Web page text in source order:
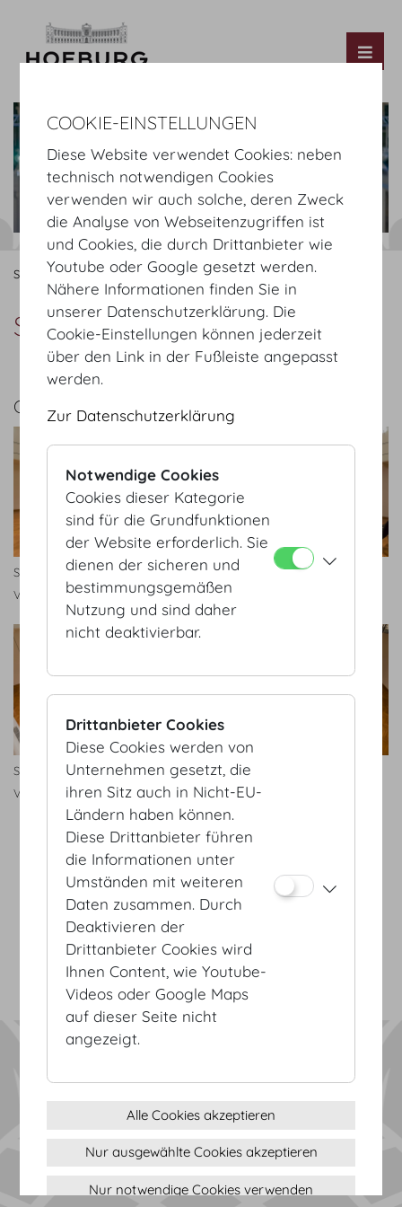
Startseite Fotos Räume Sitzungssaal
Sitzungssaal
GALERIE
Sitzungssaal © HOFBURG
Vienna, L. Kirchgasser
Sitzungssaal © HOFBURG
Vienna, L. Kirchgasser
Sitzungssaal ©HOFBURG
Vienna, L. Kirchgasser
Sitzungssaal © HOFBURG
Vienna, L. Kirchgasser
AGB
Datenschutz
Impressum
Sitemap
(c) 2026 Hofburg Vienna, Heldenplatz, 1010 Wien
Cookie Einstellungen
COOKIE-EINSTELLUNGEN
Diese Website verwendet Cookies: neben
technisch notwendigen Cookies
verwenden wir auch solche, deren Zweck
die Analyse von Webseitenzugriffen ist
und Cookies, die durch Drittanbieter wie
Youtube oder Google gesetzt werden.
Nähere Informationen finden Sie in
unserer Datenschutzerklärung. Die
Cookie-Einstellungen können jederzeit
über den Link in der Fußleiste angepasst
werden.
Zur Datenschutzerklärung
Notwendige Cookies
Cookies dieser Kategorie
sind für die Grundfunktionen
der Website erforderlich. Sie
dienen der sicheren und
bestimmungsgemäßen
Nutzung und sind daher
nicht deaktivierbar.
Drittanbieter Cookies
Diese Cookies werden von
Unternehmen gesetzt, die
ihren Sitz auch in Nicht-EU-
Ländern haben können.
Diese Drittanbieter führen
die Informationen unter
Umständen mit weiteren
Daten zusammen. Durch
Deaktivieren der
Drittanbieter Cookies wird
Ihnen Content, wie Youtube-
Videos oder Google Maps
auf dieser Seite nicht
angezeigt.
Alle Cookies akzeptieren
Nur ausgewählte Cookies akzeptieren
Nur notwendige Cookies verwenden